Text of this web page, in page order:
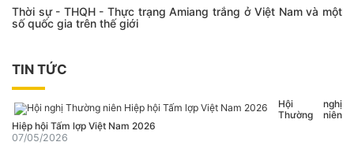
Thời sự - THQH - Thực trạng Amiang trắng ở Việt Nam và một
số quốc gia trên thế giới
TIN TỨC
Hội nghị
Thường niên
Hiệp hội Tấm lợp Việt Nam 2026
07/05/2026